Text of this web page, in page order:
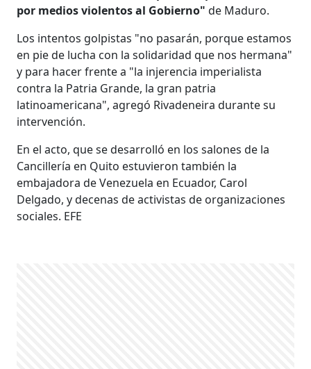
por medios violentos al Gobierno"de Maduro.
Los intentos golpistas "no pasarán, porque estamos
en pie de lucha con la solidaridad que nos hermana"
y para hacer frente a "la injerencia imperialista
contra la Patria Grande, la gran patria
latinoamericana", agregó Rivadeneira durante su
intervención.
En el acto, que se desarrolló en los salones de la
Cancillería en Quito estuvieron también la
embajadora de Venezuela en Ecuador, Carol
Delgado, y decenas de activistas de organizaciones
sociales. EFE